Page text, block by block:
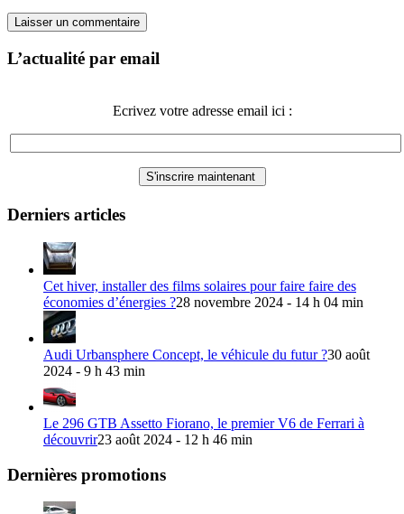
L’actualité par email
Ecrivez votre adresse email ici :
Derniers articles
Cet hiver, installer des films solaires pour faire faire des
économies d’énergies ?28 novembre 2024 - 14 h 04 min
Audi Urbansphere Concept, le véhicule du futur ?30 août
2024 - 9 h 43 min
Le 296 GTB Assetto Fiorano, le premier V6 de Ferrari à
découvrir23 août 2024 - 12 h 46 min
Dernières promotions